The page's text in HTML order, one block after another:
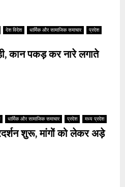
देश विदेश धार्मिक और सामाजिक समाचार
प्रदेश
कान पकड़ कर नारे लगाते
धार्मिक और सामाजिक समाचार प्रदेश मध्य प्रदेश
शुरू, मांगों को लेकर अड़े